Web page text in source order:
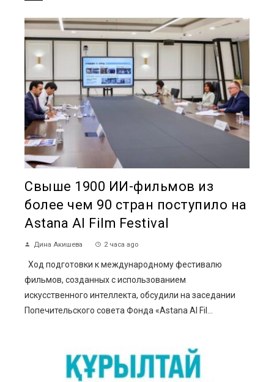
Свыше 1900 ИИ-фильмов из
более чем 90 стран поступило на
Astana AI Film Festival
Дина Акишева 2 часа ago
Ход подготовки к международному фестивалю
фильмов, созданных с использованием
искусственного интеллекта, обсудили на заседании
Попечительского совета Фонда «Astana AI Fil...